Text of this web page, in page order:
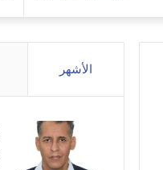
المظلم
الأشهر